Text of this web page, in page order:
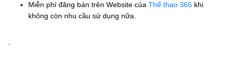
Miễn phí đăng bán trên Website của Thể thao 365 khi
không còn nhu cầu sử dụng nữa.
.